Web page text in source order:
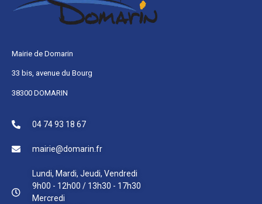
Mairie de Domarin
33 bis, avenue du Bourg
38300 DOMARIN
04 74 93 18 67
mairie@domarin.fr
Lundi, Mardi, Jeudi, Vendredi
9h00 - 12h00 / 13h30 - 17h30
Mercredi